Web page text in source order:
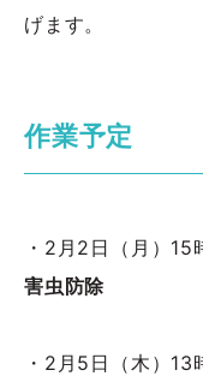
げます。
作業予定
・2月2日（月）
害虫防除
・2月5日（木）13